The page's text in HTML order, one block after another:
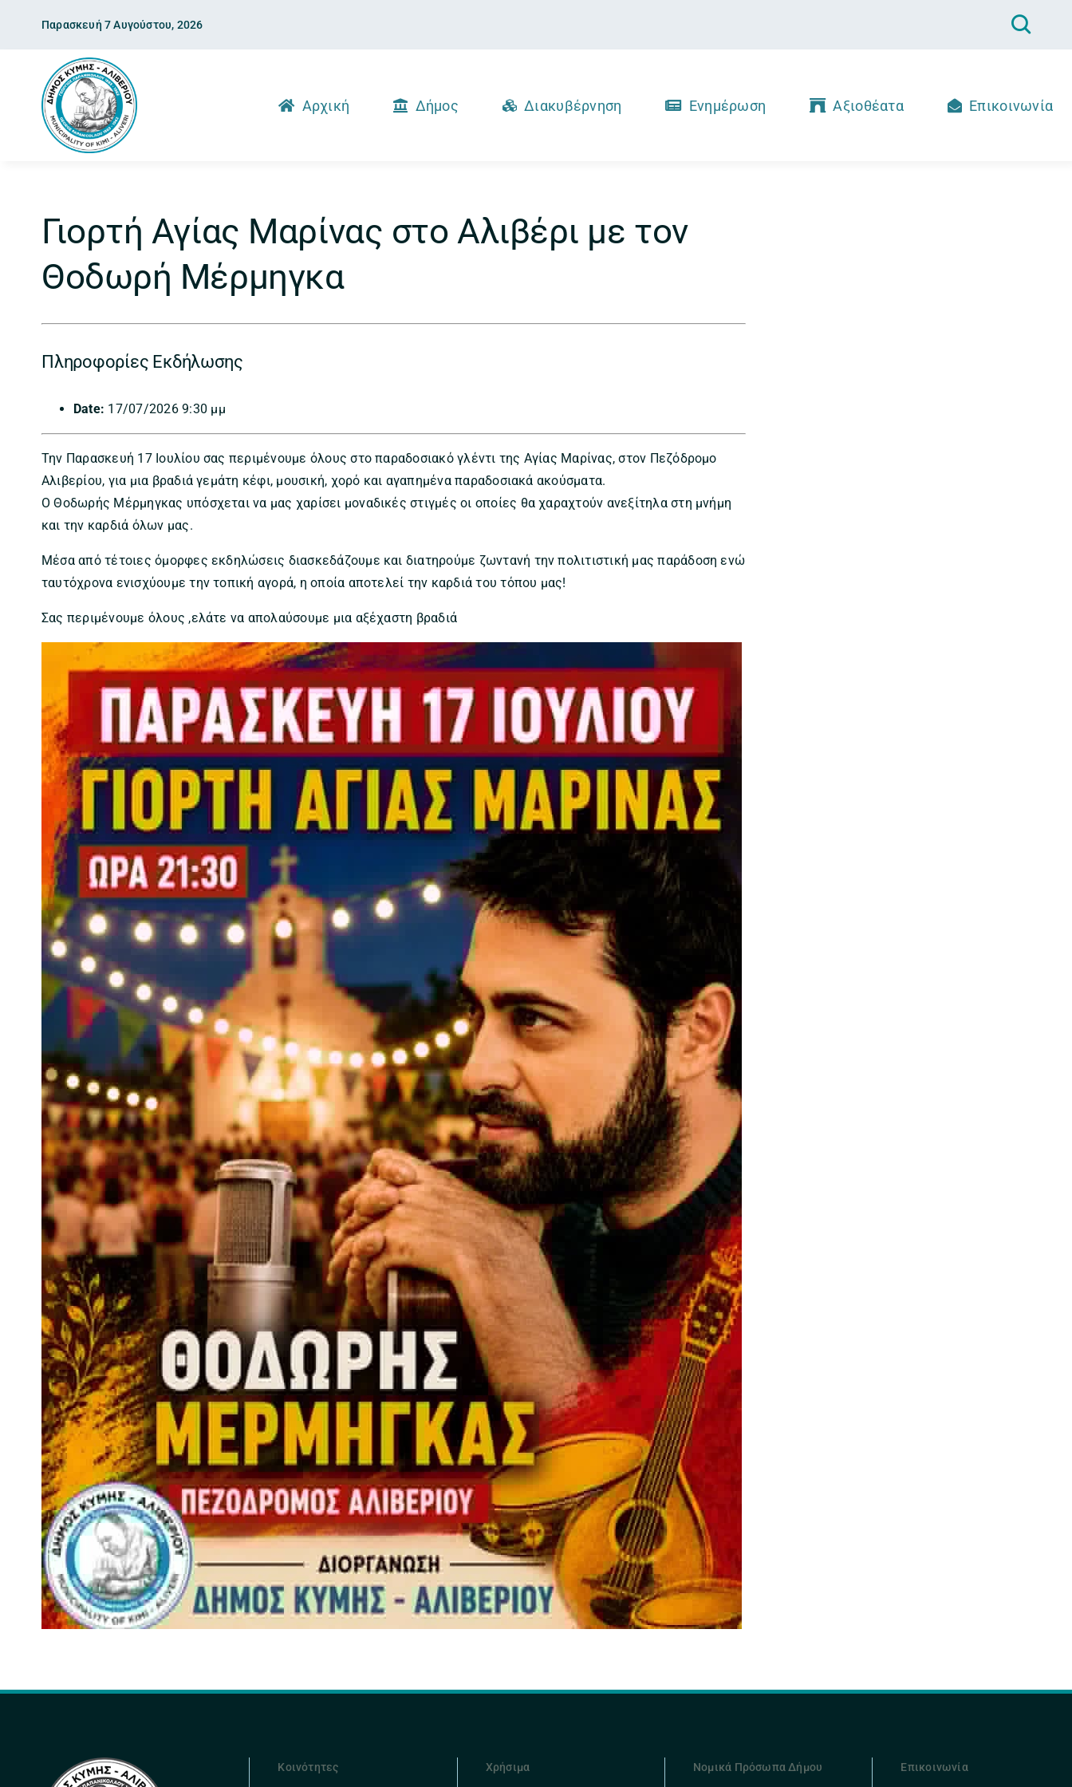
content
Παρασκευή 7 Αυγούστου, 2026
Αρχική Δήμος Διακυβέρνηση Ενημέρωση Αξιοθέατα Επικοινωνία
Γιορτή Αγίας Μαρίνας στο Αλιβέρι με τον
Θοδωρή Μέρμηγκα
Πληροφορίες Εκδήλωσης
Date: 17/07/2026 9:30 μμ
Την Παρασκευή 17 Ιουλίου σας περιμένουμε όλους στο παραδοσιακό γλέντι της Αγίας Μαρίνας, στον Πεζόδρομο
Αλιβερίου, για μια βραδιά γεμάτη κέφι, μουσική, χορό και αγαπημένα παραδοσιακά ακούσματα.
Ο Θοδωρής Μέρμηγκας υπόσχεται να μας χαρίσει μοναδικές στιγμές οι οποίες θα χαραχτούν ανεξίτηλα στη μνήμη
και την καρδιά όλων μας.
Μέσα από τέτοιες όμορφες εκδηλώσεις διασκεδάζουμε και διατηρούμε ζωντανή την πολιτιστική μας παράδοση ενώ
ταυτόχρονα ενισχύουμε την τοπική αγορά, η οποία αποτελεί την καρδιά του τόπου μας!
Σας περιμένουμε όλους ,ελάτε να απολαύσουμε μια αξέχαστη βραδιά
Κοινότητες Χρήσιμα Νομικά Πρόσωπα Δήμου Επικοινωνία